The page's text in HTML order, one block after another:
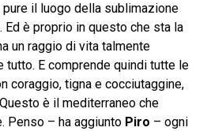
il luogo della sublimazione
è proprio in questo che sta la
un raggio di vita talmente
tutto. E comprende quindi tutte le
coraggio, tigna e cocciutaggine,
è il mediterraneo che
Penso – ha aggiunto Piro – ogni